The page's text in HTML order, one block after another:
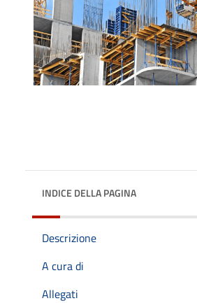
INDICE DELLA PAGINA
Descrizione
A cura di
Allegati